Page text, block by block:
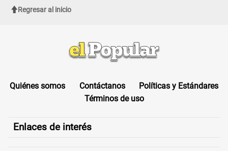
Regresar al inicio
Quiénes somos Contáctanos
Políticas y Estándares
Términos de uso
Enlaces de interés